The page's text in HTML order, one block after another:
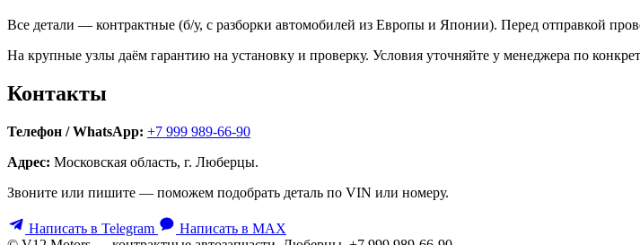
Все детали — контрактные (б/у, с разборки автомобилей из Европы и Японии). Перед отправкой
На крупные узлы даём гарантию на установку и проверку. Условия уточняйте у менеджера по
Контакты
Телефон / WhatsApp: +7 999 989-66-90
Адрес: Московская область, г. Люберцы.
Звоните или пишите — поможем подобрать деталь по VIN или номеру.
Написать в Telegram
Написать в MAX